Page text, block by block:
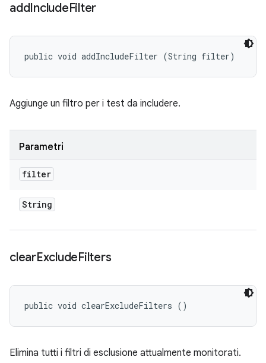
addIncludeFilter
public void addIncludeFilter (String filter)
Aggiunge un filtro per i test da includere.
Parametri
filter
String
clearExcludeFilters
public void clearExcludeFilters ()
Elimina tutti i filtri di esclusione attualmente monitorati.